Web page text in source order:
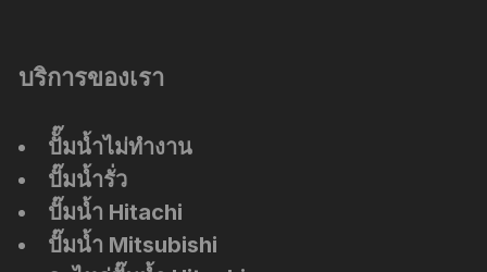
บริการของเรา
ปัั๊มน้ำไม่ทำงาน
ปั๊มน้ำรั่ว
ปั๊มน้ำ Hitachi
ปั๊มน้ำ Mitsubishi